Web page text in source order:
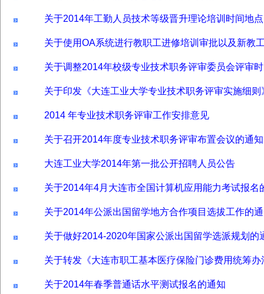
关于2014年工勤人员技术等级晋升理论培训时间地
关于使用OA系统进行教职工进修培训审批以及新教
关于调整2014年校级专业技术职务评审委员会评审
关于印发《大连工业大学专业技术职务评审实施细则
2014 年专业技术职务评审工作安排意见
关于召开2014年度专业技术职务评审布置会议的通知
大连工业大学2014年第一批公开招聘人员公告
关于2014年4月大连市全国计算机应用能力考试报名
关于2014年公派出国留学地方合作项目选拔工作的
关于做好2014-2020年国家公派出国留学选派规划的
关于转发《大连市职工基本医疗保险门诊费用统筹办
关于2014年春季普通话水平测试报名的通知